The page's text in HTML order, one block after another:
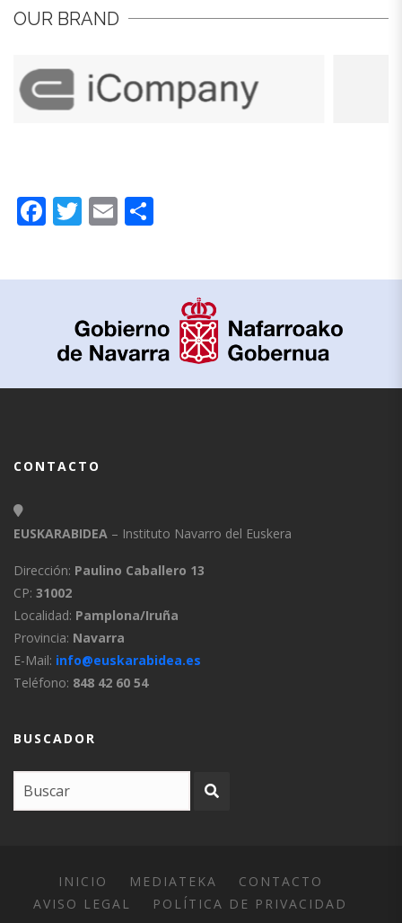
OUR BRAND
Facebook
Twitter
Email
CONTACTO
EUSKARABIDEA – Instituto Navarro del Euskera
Dirección: Paulino Caballero 13
CP: 31002
Localidad: Pamplona/Iruña
Provincia: Navarra
E-Mail: info@euskarabidea.es
Teléfono: 848 42 60 54
BUSCADOR
INICIO MEDIATEKA
CONTACTO
AVISO LEGAL
POLÍTICA DE PRIVACIDAD